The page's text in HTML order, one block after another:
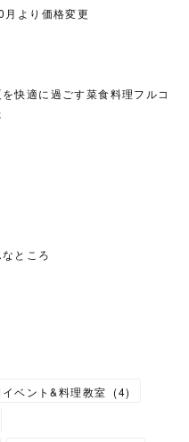
月より価格変更
快適に過ごす菜食料理フルコ
ところ
ベント&料理教室 (4)